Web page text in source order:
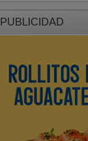
PUBLICIDAD